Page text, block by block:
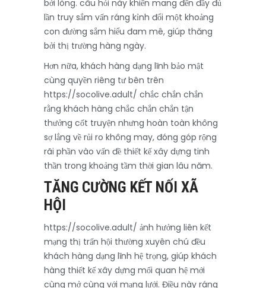
bởi lòng. câu hỏi này khiến mang đến đầy đủ
lần truy sắm vấn ráng kỉnh đổi một khoảng
con đường sắm hiểu đam mê, giúp thăng
bởi thị trường hàng ngày.
Hơn nữa, khách hàng dạng lĩnh bảo mật
cùng quyền riêng tư bên trên
https://socolive.adult/ chắc chắn chắn
rằng khách hàng chắc chắn chắn tận
thưởng cốt truyện nhưng hoàn toàn không
sợ lắng về rủi ro không may, đóng góp rộng
rãi phần vào vấn đề thiết kế xây dựng tinh
thần trong khoảng tầm thời gian lâu năm.
TĂNG CƯỜNG KẾT NỐI XÃ
HỘI
https://socolive.adult/ ảnh hưởng liên kết
mạng thị trấn hội thường xuyên chú đều
khách hàng dạng lĩnh hệ trọng, giúp khách
hàng thiết kế xây dựng mối quan hệ mới
cùng mở cùng với mạng lưới. Điều này ráng